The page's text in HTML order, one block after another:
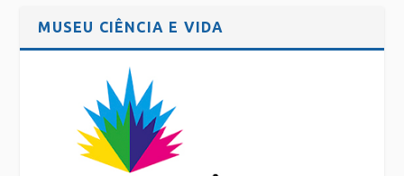
MUSEU CIÊNCIA E VIDA